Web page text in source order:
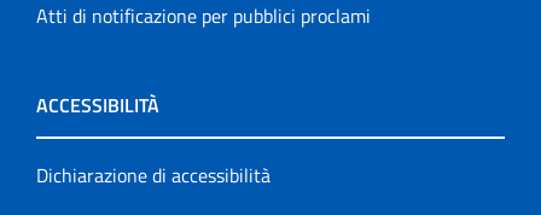
Atti di notificazione per pubblici proclami
ACCESSIBILITÀ
Dichiarazione di accessibilità